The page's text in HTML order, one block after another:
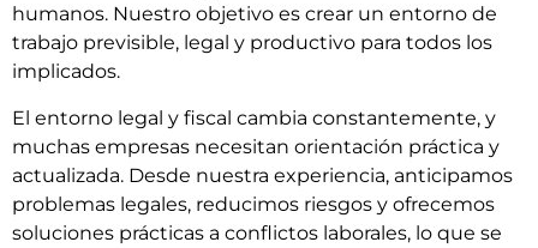
humanos. Nuestro objetivo es crear un entorno de
trabajo previsible, legal y productivo para todos los
implicados.
El entorno legal y fiscal cambia constantemente, y
muchas empresas necesitan orientación práctica y
actualizada. Desde nuestra experiencia, anticipamos
problemas legales, reducimos riesgos y ofrecemos
soluciones prácticas a conflictos laborales, lo que se